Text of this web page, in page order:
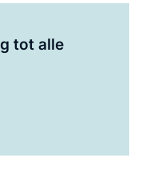
tot alle